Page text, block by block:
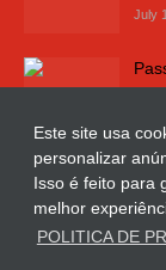
Este site usa
personalizar
Isso é feito para
melhor
POLITICA DE
July
July